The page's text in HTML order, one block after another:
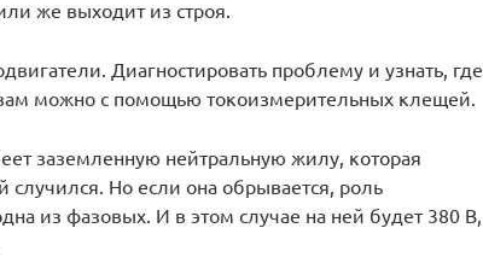
же выходит из строя.
Диагностировать проблему и узнать, где
можно с помощью токоизмерительных клещей.
заземленную нейтральную жилу, которая
случился. Но если она обрывается, роль
из фазовых. И в этом случае на ней будет 380 В,